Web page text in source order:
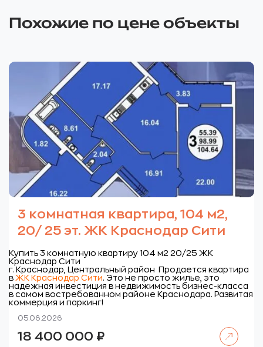
Похожие по цене объекты
3 комнатная квартира, 104 м2,
20/ 25 эт. ЖК Краснодар Сити
Купить 3 комнатную квартиру 104 м2 20/25 ЖК
Краснодар Сити
г. Краснодар, Центральный район
Продается квартира
в ЖК Краснодар Сити. Это не просто жилье, это
надежная инвестиция в недвижимость бизнес-класса
в самом востребованном районе Краснодара. Развитая
коммерция и паркинг!
05.06.2026
18 400 000 ₽